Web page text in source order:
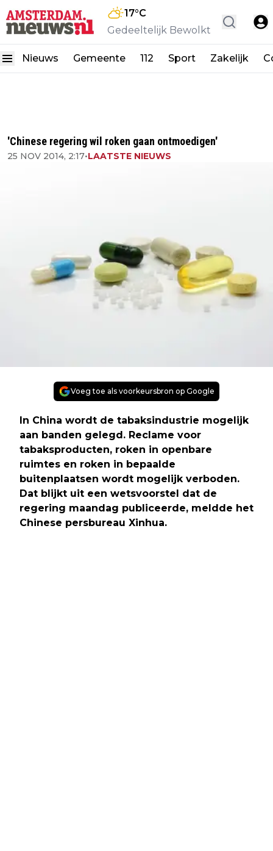
17°C
Gedeeltelijk Bewolkt
Nieuws Gemeente 112 Sport Zakelijk
'Chinese regering wil roken gaan ontmoedigen'
25 NOV 2014, 2:17•LAATSTE NIEUWS
Voeg toe als voorkeursbron op Google
In China wordt de tabaksindustrie mogelijk
aan banden gelegd. Reclame voor
tabaksproducten, roken in openbare
ruimtes en roken in bepaalde
buitenplaatsen wordt mogelijk verboden.
Dat blijkt uit een wetsvoorstel dat de
regering maandag publiceerde, meldde het
Chinese persbureau Xinhua.